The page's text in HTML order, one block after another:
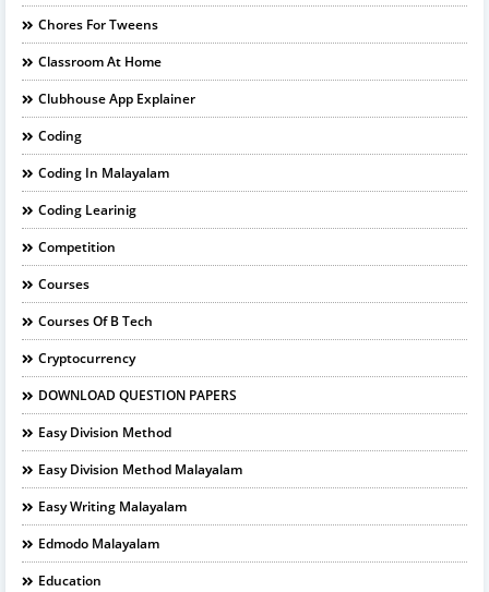
Chores For Tweens
Classroom At Home
Clubhouse App Explainer
Coding
Coding In Malayalam
Coding Learinig
Competition
Courses
Courses Of B Tech
Cryptocurrency
DOWNLOAD QUESTION PAPERS
Easy Division Method
Easy Division Method Malayalam
Easy Writing Malayalam
Edmodo Malayalam
Education